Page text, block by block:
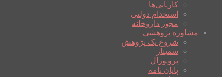
کاریابی‌ها
استخدام دولتی
مجوز داروخانه
مشاوره پژوهشی
شروع یک پژوهش
سمینار
پروپوزال
پایان نامه